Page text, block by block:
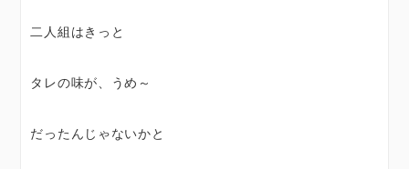
二人組はきっと
タレの味が、うめ～
だったんじゃないかと